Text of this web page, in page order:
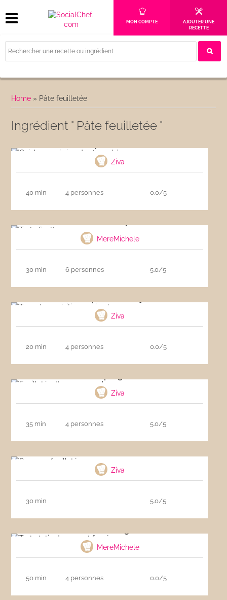
MON COMPTE
AJOUTER UNE
RECETTE
Home » Pâte feuilletée
Ingrédient " Pâte feuilletée "
Ziva
40 min 4 personnes 0.0/5
MereMichele
30 min 6 personnes 5.0/5
Ziva
20 min 4 personnes 0.0/5
Ziva
35 min 4 personnes 5.0/5
Ziva
30 min 5.0/5
MereMichele
50 min 4 personnes 0.0/5